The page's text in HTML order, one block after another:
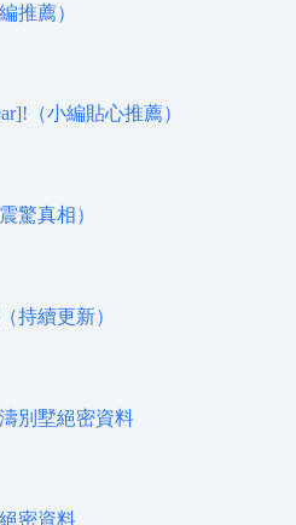
推薦）
（小編貼心推薦）
驚真相）
持續更新）
別墅絕密資料
密資料